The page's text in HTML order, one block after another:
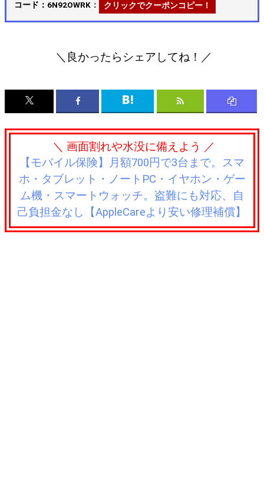
コード：6N92OWRK： クリックでクーポンコピー！
＼良かったらシェアしてね！／
＼ 画面割れや水没に備えよう ／
【モバイル保険】月額700円で3台まで。スマ
ホ・タブレット・ノートPC・イヤホン・ゲー
ム機・スマートウォッチ。盗難にも対応、自
己負担金なし【AppleCareより安い修理補償】